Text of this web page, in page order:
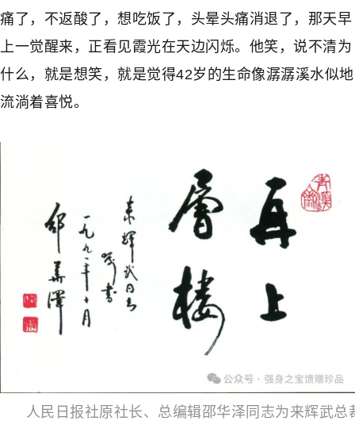
痛了，不返酸了，想吃饭了，头晕头痛消退了，那天早
上一觉醒来，正看见霞光在天边闪烁。他笑，说不清为
什么，就是想笑，就是觉得42岁的生命像潺潺溪水似地
流淌着喜悦。
人民日报社原社长、总编辑邵华泽同志为来辉武总